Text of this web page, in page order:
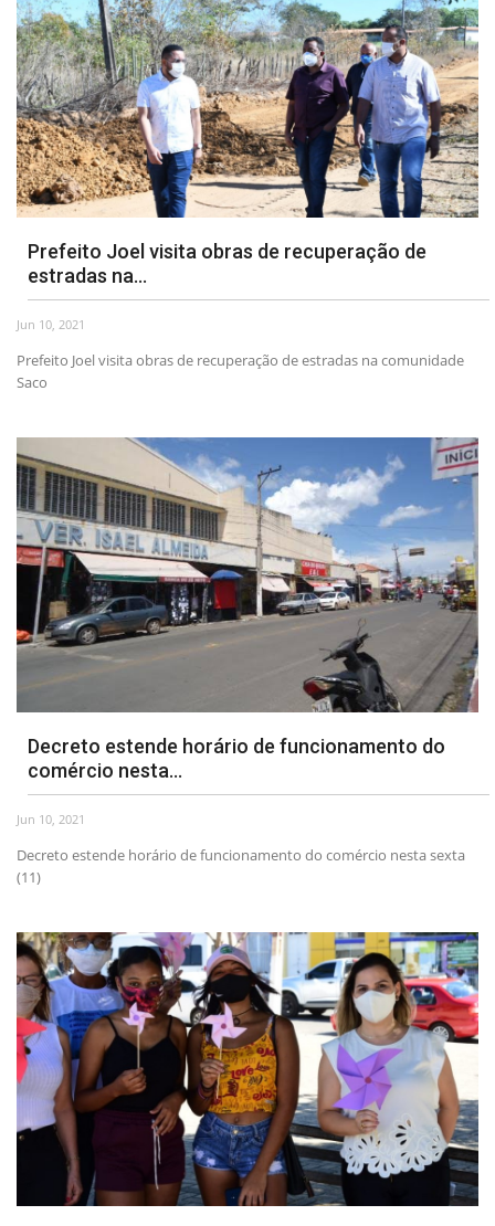
Prefeito Joel visita obras de recuperação de
estradas na...
Jun 10, 2021
Prefeito Joel visita obras de recuperação de estradas na comunidade
Saco
Decreto estende horário de funcionamento do
comércio nesta...
Jun 10, 2021
Decreto estende horário de funcionamento do comércio nesta sexta
(11)